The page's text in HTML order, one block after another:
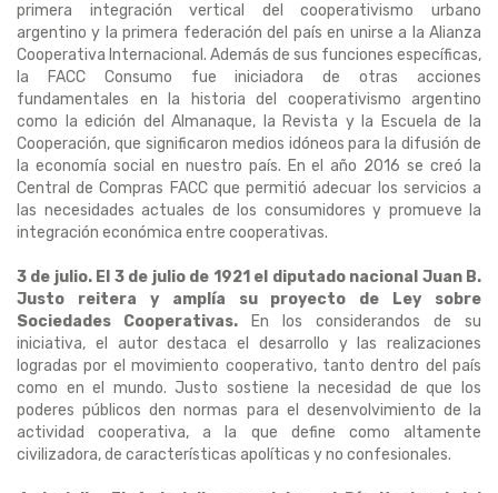
primera integración vertical del cooperativismo urbano
argentino y la primera federación del país en unirse a la Alianza
Cooperativa Internacional. Además de sus funciones específicas,
la FACC Consumo fue iniciadora de otras acciones
fundamentales en la historia del cooperativismo argentino
como la edición del Almanaque, la Revista y la Escuela de la
Cooperación, que significaron medios idóneos para la difusión de
la economía social en nuestro país. En el año 2016 se creó la
Central de Compras FACC que permitió adecuar los servicios a
las necesidades actuales de los consumidores y promueve la
integración económica entre cooperativas.
3 de julio. El 3 de julio de 1921 el diputado nacional Juan B.
Justo reitera y amplía su proyecto de Ley sobre
Sociedades Cooperativas. En los considerandos de su
iniciativa, el autor destaca el desarrollo y las realizaciones
logradas por el movimiento cooperativo, tanto dentro del país
como en el mundo. Justo sostiene la necesidad de que los
poderes públicos den normas para el desenvolvimiento de la
actividad cooperativa, a la que define como altamente
civilizadora, de características apolíticas y no confesionales.